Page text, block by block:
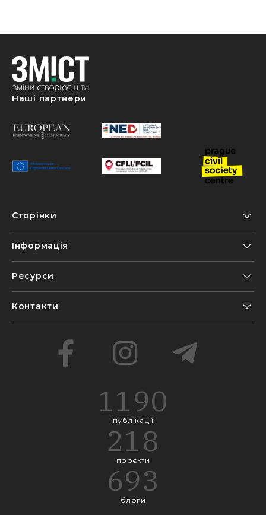
Наші партнери
Сторінки
Інформація
Ресурси
Контакти
1190
публікації
218
проєкти
693
блоги